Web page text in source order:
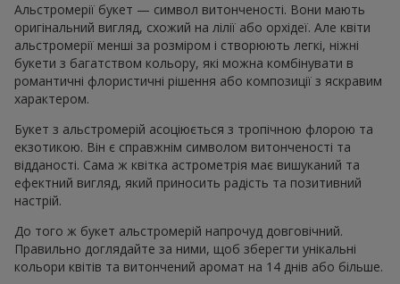
Альстромерії букет — символ витонченості. Вони мають
оригінальний вигляд, схожий на лілії або орхідеї. Але квіти
альстромерії менші за розміром і створюють легкі, ніжні
букети з багатством кольору, які можна комбінувати в
романтичні флористичні рішення або композиції з яскравим
характером.
Букет з альстромерій асоціюється з тропічною флорою та
екзотикою. Він є справжнім символом витонченості та
відданості. Сама ж квітка астрометрія має вишуканий та
ефектний вигляд, який приносить радість та позитивний
настрій.
До того ж букет альстромерій напрочуд довговічний.
Правильно доглядайте за ними, щоб зберегти унікальні
кольори квітів та витончений аромат на 14 днів або більше.